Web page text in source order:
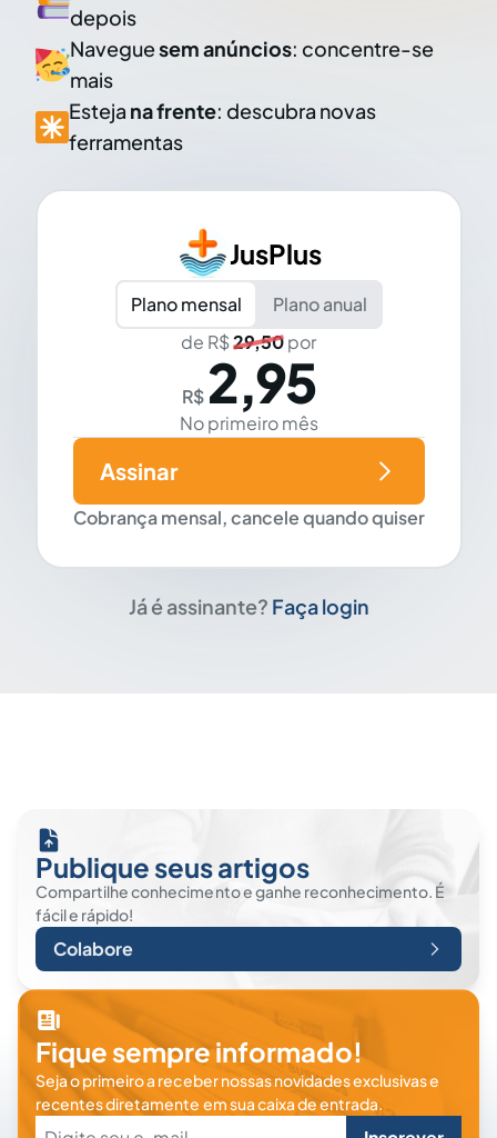
depois
Naveguesem anúncios: concentre-se
mais
Esteja na frente: descubra novas
ferramentas
JusPlus
Plano mensal
Plano anual
de R$29,50por
R$ 2,95
No primeiro mês
Cobrança mensal, cancele quando quiser
Assinar
Já é assinante? Faça login
Publique seus artigos
Compartilhe conhecimento e ganhe reconhecimento. É
fácil e rápido!
Colabore
Fique sempre informado!
Seja o primeiro a receber nossas novidades exclusivas e
recentes diretamente em sua caixa de entrada.